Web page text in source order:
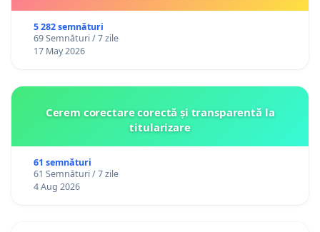
5 282 semnături
69 Semnături / 7 zile
17 May 2026
Cerem corectare corectă și transparentă la
titularizare
61 semnături
61 Semnături / 7 zile
4 Aug 2026